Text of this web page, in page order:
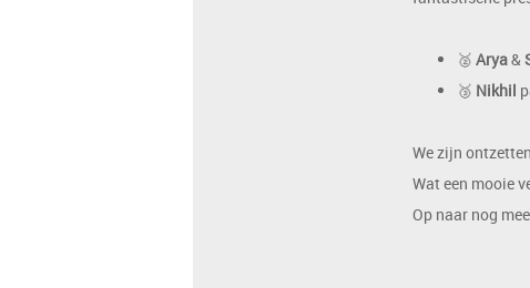
🥈 Arya&
🥉 Nikhil
We zijn
Wat een mooie
Op naar nog